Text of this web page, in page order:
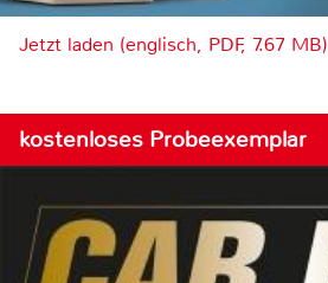
Jetzt laden (englisch, PDF, 7.67 MB)
kostenloses Probeexemplar